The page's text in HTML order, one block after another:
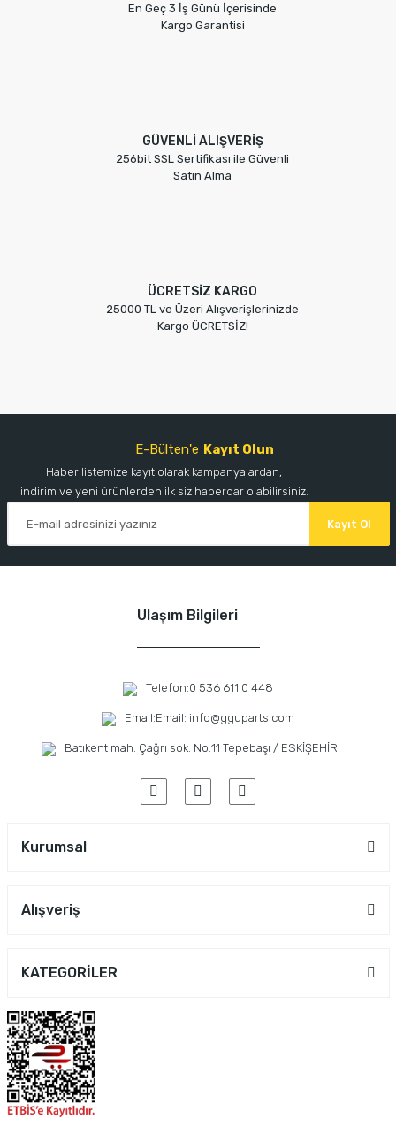
En Geç 3 İş Günü İçerisinde
Kargo Garantisi
GÜVENLİ ALIŞVERİŞ
256bit SSL Sertifikası ile Güvenli
Satın Alma
ÜCRETSİZ KARGO
25000 TL ve Üzeri Alışverişlerinizde
Kargo ÜCRETSİZ!
E-Bülten'e Kayıt Olun
Haber listemize kayıt olarak kampanyalardan,
indirim ve yeni ürünlerden ilk siz haberdar olabilirsiniz.
Kayıt Ol
Ulaşım Bilgileri
Telefon:0 536 611 0 448
Email:Email: info@gguparts.com
Batıkent mah. Çağrı sok. No:11 Tepebaşı / ESKİŞEHİR
Kurumsal
Alışveriş
KATEGORİLER